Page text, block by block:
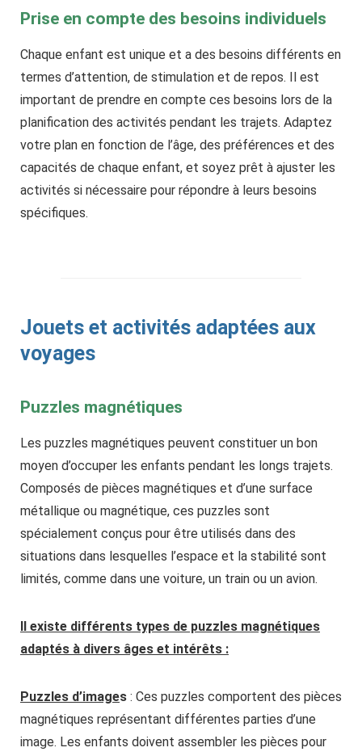
Prise en compte des besoins individuels
Chaque enfant est unique et a des besoins différents en
termes d’attention, de stimulation et de repos. Il est
important de prendre en compte ces besoins lors de la
planification des activités pendant les trajets. Adaptez
votre plan en fonction de l’âge, des préférences et des
capacités de chaque enfant, et soyez prêt à ajuster les
activités si nécessaire pour répondre à leurs besoins
spécifiques.
Jouets et activités adaptées aux
voyages
Puzzles magnétiques
Les puzzles magnétiques peuvent constituer un bon
moyen d’occuper les enfants pendant les longs trajets.
Composés de pièces magnétiques et d’une surface
métallique ou magnétique, ces puzzles sont
spécialement conçus pour être utilisés dans des
situations dans lesquelles l’espace et la stabilité sont
limités, comme dans une voiture, un train ou un avion.
Il existe différents types de puzzles magnétiques
adaptés à divers âges et intérêts :
Puzzles d’images : Ces puzzles comportent des pièces
magnétiques représentant différentes parties d’une
image. Les enfants doivent assembler les pièces pour